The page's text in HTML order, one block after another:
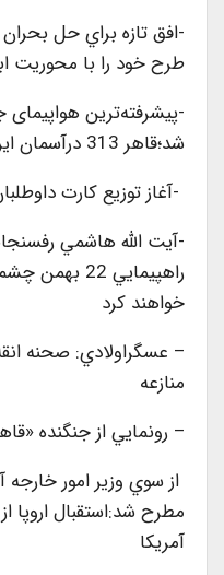
-افق تازه براي حل
طرح خود را با محوريت
-پیشرفته‌ترین
شد؛قاهر 313 درآسمان ایران
-آغاز توزيع کارت
-آيت الله هاشمي
راهپيمايي
خواهند کرد
– عسگراولادي: صحنه
منازعه
– رونمايي از جنگنده «قاهر
از سوي وزير امور
مطرح شد:استقبال اروپا
آمريکا